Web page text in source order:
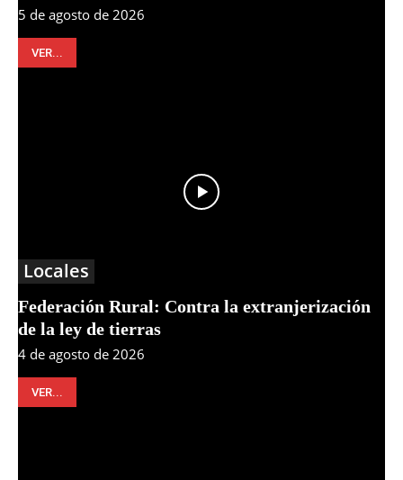
5 de agosto de 2026
VER...
Locales
Federación Rural: Contra la extranjerización
de la ley de tierras
4 de agosto de 2026
VER...